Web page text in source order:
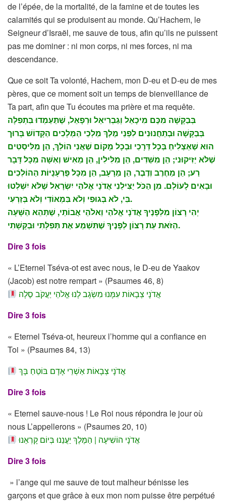
de l’épée, de la mortalité, de la famine et de toutes les
calamités qui se produisent au monde. Qu’Hachem, le
Seigneur d’Israël, me sauve de tous, afin qu’ils ne puissent
pas me dominer : ni mon corps, ni mes forces, ni ma
descendance.
Que ce soit Ta volonté, Hachem, mon D-eu et D-eu de mes
pères, que ce moment soit un temps de bienveillance de
Ta part, afin que Tu écoutes ma prière et ma requête.
בְּבַקָּשָׁה מִכֶּם מִיכָאֵל וְגַבְרִיאֵל וּרְפָאֵל, שֶׁתַּעַמְדוּ בִּתְפִלָּה
בְּבַקָּשָׁה וּבְתַחֲנוּנִים לִפְנֵי מֶלֶךְ מַלְכֵי הַמְּלָכִים הַקָּדוֹשׁ בָּרוּך
הוּא שֶׁאַצְלִיחַ בְּכָל דְּרָכַי וּבְכָל מָקוֹם שֶׁאֲנִי הוֹלֵךְ, הֵן מִלִּיסְטִים
שֶׁלֹּא יַזִּיקוּני; הֵן מִשֵּׁדִים, הֵן מִלִּילִין, הֵן מֵאִישׁ וְאִשָּׁה מִכָּל דָּבָר
רַע; הֵן מֵחֶרֶב וְדֶבֶר, הֵן מֵרָעָב, הֵן מִכָּל פֻּרְעָנֻיּוֹת הַהוֹלְכִים
וּבָאִים לָעוֹלָם. מִן הַכֹּל יַצִּילֵנִי אֲדֹנָי אֱלֹהֵי יִשְׂרָאֵל שֶׁלֹּא יִשְׁלְטוּ
בִּי, לֹא בְּגוּפִי וְלֹא בִּמְאוֹדִי וְלֹא בְּזַרְעִי.
יְהִי רָצוֹן מִלְּפָנֶיךָ אֲדֹנָי אֱלֹהַי וֵאלֹהֵי אֲבוֹתַי, שֶׁתְּהֵא הַשָּׁעָה
הַזֹּאת עֵת רָצוֹן לְפָנֶיךָ שֶׁתִּשְׁמַע אֶת תְּפִלָּתִי וּבַקָּשָׁתִי.
Dire 3 fois
« L’Eternel Tséva-ot est avec nous, le D-eu de Yaakov
(Jacob) est notre rempart » (Psaumes 46, 8)
אֲדֹנָי צְבָאוֹת עִמָּנוּ מִשְׂגָב לָנוּ אֱלֹהֵי יַעֲקֹב סֶלָה
Dire 3 fois
« Eternel Tséva-ot, heureux l’homme qui a confiance en
Toi » (Psaumes 84, 13)
אֲדֹנָי צְבָאוֹת אַשְׁרֵי אָדָם בּוֹטֵחַ בָּךְ
Dire 3 fois
« Eternel sauve-nous ! Le Roi nous répondra le jour où
nous L’appellerons » (Psaumes 20, 10)
אֲדֹנָי הוֹשִׁיעָה | הַמֶּלֶךְ יַעֲנֵנוּ בְּיוֹם קָרְאֵנוּ
Dire 3 fois
» l’ange qui me sauve de tout malheur bénisse les
garçons et que grâce à eux mon nom puisse être perpétué